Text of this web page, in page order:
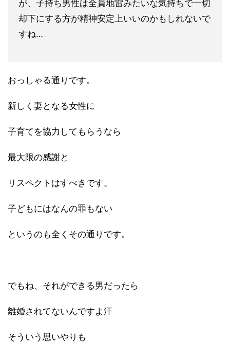
が、子持ち男性は全 員地雷みたいな気持ちで一切
却下にする方が精神安定上いいのかも しれないで
すね…
おっしゃる通りです。
新しく妻となる女性に
子育てを協力してもらうなら
最大限の感謝と
リスペクトはすべきです。
子どもにはなんの罪もない
というのも全くその通りです。
でもね、それができる男だったら
離婚されてないんですよ汗
そういう思いやりも